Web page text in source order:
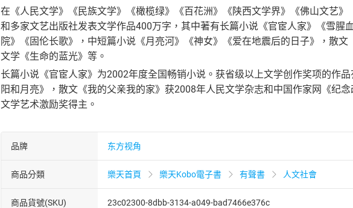
在《人民文学》《民族文学》《橄榄绿》《百花洲》《陕西文学界》《佛山文艺
和多家文艺出版社发表文学作品400万字，其中著有长篇小说《官宦人家》《雪腥
院》《固伦长歌》，中短篇小说《月亮河》《神女》《爱在地震后的日子》，散
文学《生命的蓝光》等。
长篇小说《官宦人家》为2002年度全国畅销小说。获省级以上文学创作奖项的作
阳和月亮》，散文《我的父亲我的家》获2008年人民文学杂志和中国作家网《纪
文学艺术激励奖得主。
品牌 东方视角
商品分類 樂天首頁 樂天Kobo電子書 有聲書 人文社會
商品貨號(SKU) 23c02300-8dbb-3134-a049-bad7466e376c